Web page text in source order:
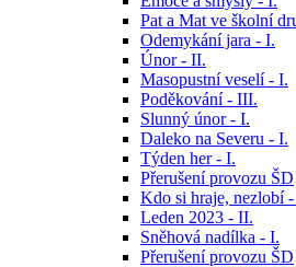
Pat a Mat ve školní
Odemykání jara - I.
Únor - II.
Masopustní veselí - I.
Poděkování - III.
Slunný únor - I.
Daleko na Severu - I.
Týden her - I.
Přerušení provozu ŠD
Kdo si hraje, nezlobí
Leden 2023 - II.
Sněhová nadílka - I.
Přerušení provozu ŠD